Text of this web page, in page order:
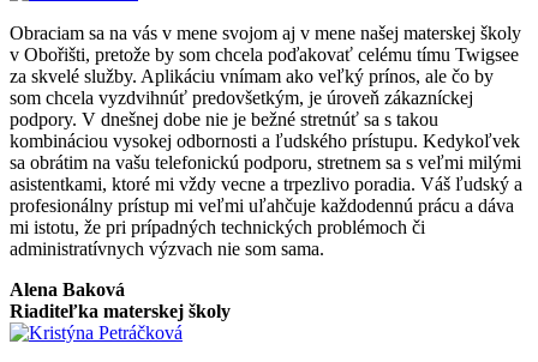
Obraciam sa na vás v mene svojom aj v mene našej materskej školy
v Obořišti, pretože by som chcela poďakovať celému tímu Twigsee
za skvelé služby. Aplikáciu vnímam ako veľký prínos, ale čo by
som chcela vyzdvihnúť predovšetkým, je úroveň zákazníckej
podpory. V dnešnej dobe nie je bežné stretnúť sa s takou
kombináciou vysokej odbornosti a ľudského prístupu. Kedykoľvek
sa obrátim na vašu telefonickú podporu, stretnem sa s veľmi milými
asistentkami, ktoré mi vždy vecne a trpezlivo poradia. Váš ľudský a
profesionálny prístup mi veľmi uľahčuje každodennú prácu a dáva
mi istotu, že pri prípadných technických problémoch či
administratívnych výzvach nie som sama.
Alena Baková
Riaditeľka materskej školy